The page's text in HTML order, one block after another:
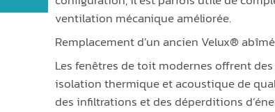
ventilation mécanique améliorée.
Remplacement d’un ancien Velux®
Les fenêtres de toit modernes offrent
isolation thermique et acoustique de
des infiltrations et des déperditions